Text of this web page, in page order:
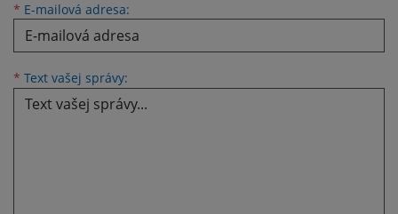
* E-mailová adresa:
* Text vašej správy: